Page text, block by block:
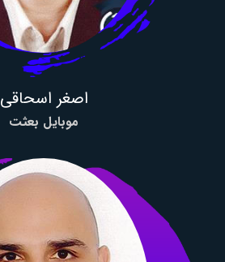
اصغر اسحاقی
موبایل بعثت